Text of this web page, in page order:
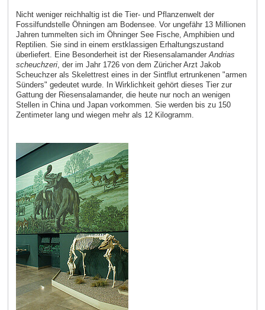
Nicht weniger reichhaltig ist die Tier- und Pflanzenwelt der
Fossilfundstelle Öhningen am Bodensee. Vor ungefähr 13 Millionen
Jahren tummelten sich im Öhninger See Fische, Amphibien und
Reptilien. Sie sind in einem erstklassigen Erhaltungszustand
überliefert. Eine Besonderheit ist der RiesensalamanderAndrias
scheuchzeri, der im Jahr 1726 von dem Züricher Arzt Jakob
Scheuchzer als Skelettrest eines in der Sintflut ertrunkenen "armen
Sünders" gedeutet wurde. In Wirklichkeit gehört dieses Tier zur
Gattung der Riesensalamander, die heute nur noch an wenigen
Stellen in China und Japan vorkommen. Sie werden bis zu 150
Zentimeter lang und wiegen mehr als 12 Kilogramm.